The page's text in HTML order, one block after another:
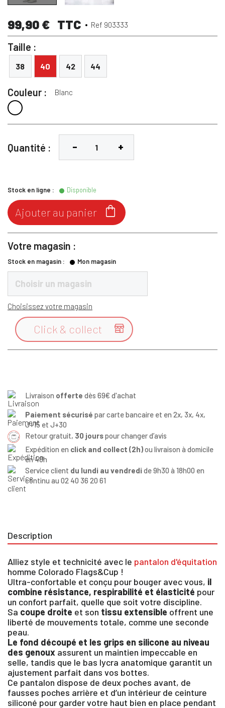
99,90 € TTC Ref 903333
Taille :
38 40 42 44
Couleur : Blanc
Blanc
Quantité :
Stock en ligne : Disponible

Ajouter au panier
Votre magasin :
Stock en magasin : Mon magasin
Choisir un magasin
Choisissez votre magasin

Click & collect
Livraison offerte dès 69€ d'achat
Paiement sécurisé par carte bancaire et en 2x, 3x, 4x,
J+15 et J+30
Retour gratuit, 30 jourspour changer d’avis
Expédition en click and collect (2h)ou livraison à domicile
en 48h
Service client du lundi au vendredi de 9h30 à 18h00 en
continu au 02 40 36 20 61
Description
Alliez style et technicité avec le pantalon d'équitation
homme Colorado Flags&Cup !
Ultra-confortable et conçu pour bouger avec vous, il
combine résistance, respirabilité et élasticité pour
un confort parfait, quelle que soit votre discipline.
Sa coupe droite et son tissu extensible offrent une
liberté de mouvements totale, comme une seconde
peau.
Le fond découpé et les grips en silicone au niveau
des genoux assurent un maintien impeccable en
selle, tandis que le bas lycra anatomique garantit un
ajustement parfait dans vos bottes.
Ce pantalon dispose de deux poches avant, de
fausses poches arrière et d’un intérieur de ceinture
siliconé pour garder votre haut bien en place pendant
×